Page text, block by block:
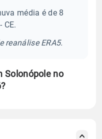
média é de 8
CE.
reanálise ERA5.
Solonópole no